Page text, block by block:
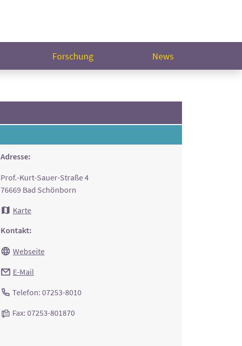
Forschung News
Adresse:
Prof.-Kurt-Sauer-Straße 4
76669 Bad Schönborn
Karte
Kontakt:
Webseite
E-Mail
Telefon: 07253-8010
Fax: 07253-801870